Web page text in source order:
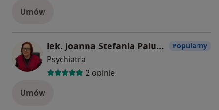
Umów
lek. Joanna Stefania Paluchiewicz
Psychiatra
2 opinie
Popularny
Umów